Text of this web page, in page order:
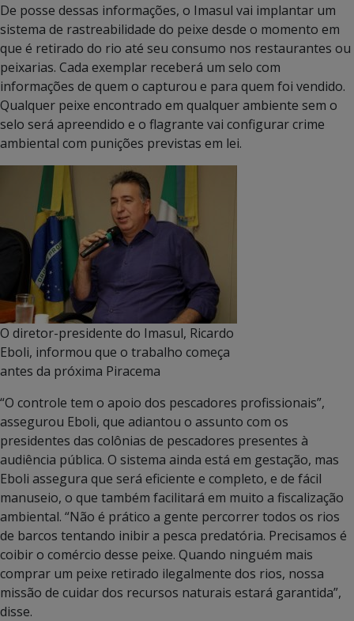
De posse dessas informações, o Imasul vai implantar um
sistema de rastreabilidade do peixe desde o momento em
que é retirado do rio até seu consumo nos restaurantes ou
peixarias. Cada exemplar receberá um selo com
informações de quem o capturou e para quem foi vendido.
Qualquer peixe encontrado em qualquer ambiente sem o
selo será apreendido e o flagrante vai configurar crime
ambiental com punições previstas em lei.
O diretor-presidente do Imasul, Ricardo
Eboli, informou que o trabalho começa
antes da próxima Piracema
“O controle tem o apoio dos pescadores profissionais”,
assegurou Eboli, que adiantou o assunto com os
presidentes das colônias de pescadores presentes à
audiência pública. O sistema ainda está em gestação, mas
Eboli assegura que será eficiente e completo, e de fácil
manuseio, o que também facilitará em muito a fiscalização
ambiental. “Não é prático a gente percorrer todos os rios
de barcos tentando inibir a pesca predatória. Precisamos é
coibir o comércio desse peixe. Quando ninguém mais
comprar um peixe retirado ilegalmente dos rios, nossa
missão de cuidar dos recursos naturais estará garantida”,
disse.